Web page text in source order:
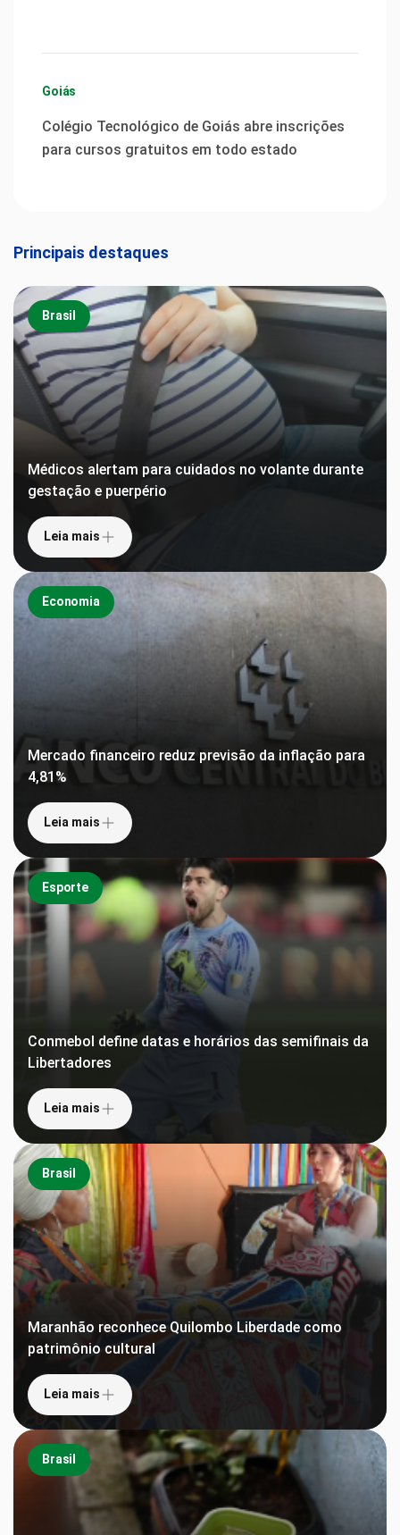
Goiás
Colégio Tecnológico de Goiás abre inscrições
para cursos gratuitos em todo estado
Principais destaques
Brasil
Médicos alertam para cuidados no volante durante
gestação e puerpério
Leia mais
Economia
Mercado financeiro reduz previsão da inflação para
4,81%
Leia mais
Esporte
Conmebol define datas e horários das semifinais da
Libertadores
Leia mais
Brasil
Maranhão reconhece Quilombo Liberdade como
patrimônio cultural
Leia mais
Brasil